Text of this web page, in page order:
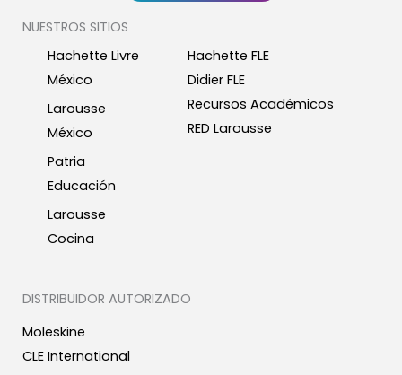
NUESTROS SITIOS
Hachette Livre
México
Larousse
México
Patria
Educación
Larousse
Cocina
Hachette FLE
Didier FLE
Recursos Académicos
RED Larousse
DISTRIBUIDOR AUTORIZADO
Moleskine
CLE International